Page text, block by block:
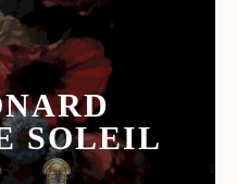
SOLEIL